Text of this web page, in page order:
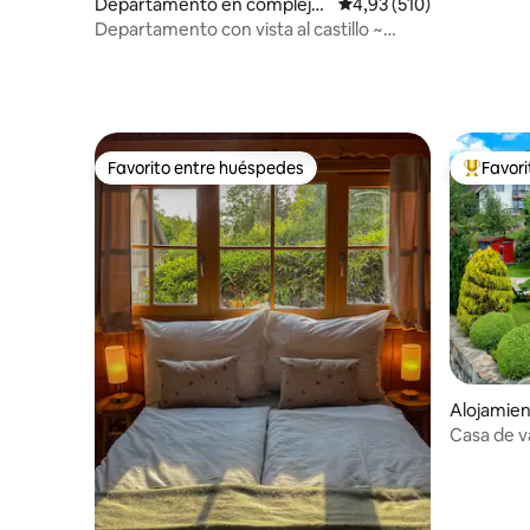
Departamento en complejo
residencial en Český Krumlo
Calificación promedio:
4,93 (510)
Departamento con vista al castillo ~
Favorito entre huéspedes
Favorito entre huéspedes
Casa de